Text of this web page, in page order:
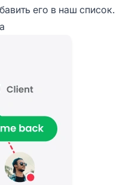
его в наш список.